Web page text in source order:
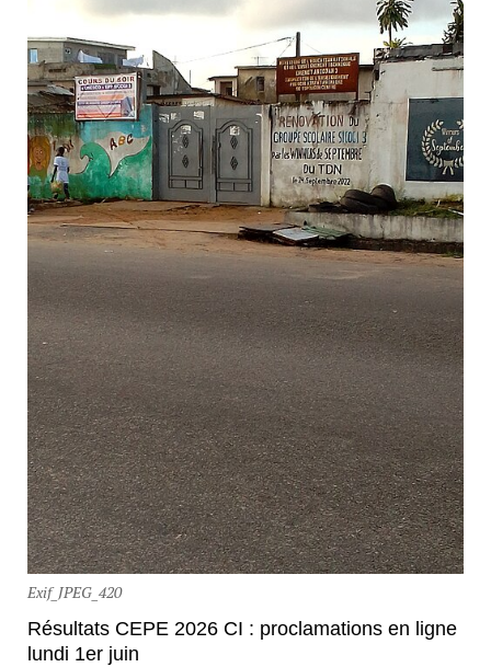
Exif_JPEG_420
Résultats CEPE 2026 CI : proclamations en ligne
lundi 1er juin